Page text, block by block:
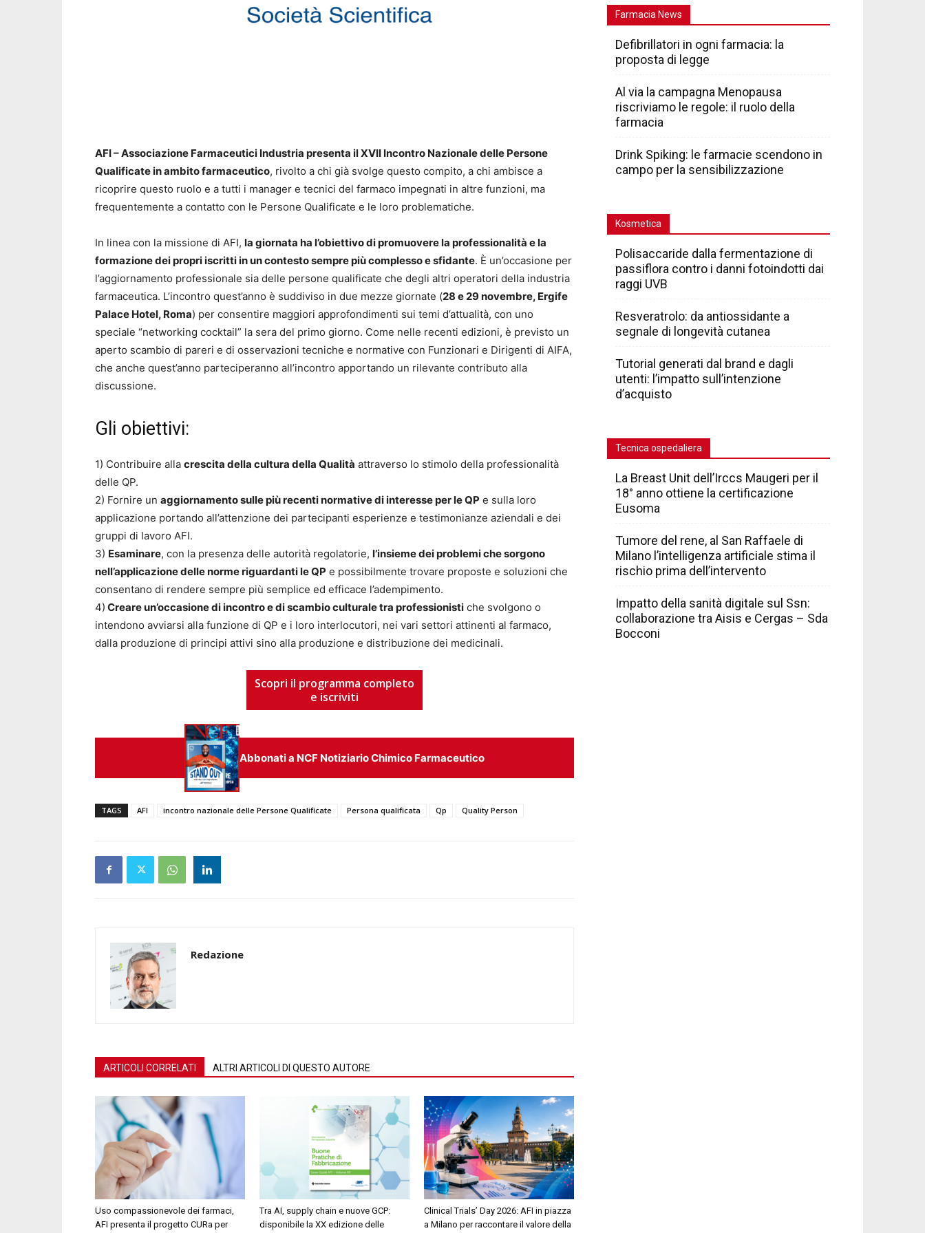
AFI – Associazione Farmaceutici Industria presenta il XVII Incontro Nazionale delle Persone
Qualificate in ambito farmaceutico, rivolto a chi già svolge questo compito, a chi ambisce a
ricoprire questo ruolo e a tutti i manager e tecnici del farmaco impegnati in altre funzioni, ma
frequentemente a contatto con le Persone Qualificate e le loro problematiche.
In linea con la missione di AFI, la giornata ha l’obiettivo di promuovere la professionalità e la
formazione dei propri iscritti in un contesto sempre più complesso e sfidante. È un’occasione per
l’aggiornamento professionale sia delle persone qualificate che degli altri operatori della industria
farmaceutica. L’incontro quest’anno è suddiviso in due mezze giornate (28 e 29 novembre, Ergife
Palace Hotel, Roma) per consentire maggiori approfondimenti sui temi d’attualità, con uno
speciale “networking cocktail” la sera del primo giorno. Come nelle recenti edizioni, è previsto un
aperto scambio di pareri e di osservazioni tecniche e normative con Funzionari e Dirigenti di AIFA,
che anche quest’anno parteciperanno all’incontro apportando un rilevante contributo alla
discussione.
Gli obiettivi:
1) Contribuire alla crescita della cultura della Qualità attraverso lo stimolo della professionalità
delle QP.
2) Fornire un aggiornamento sulle più recenti normative di interesse per le QP e sulla loro
applicazione portando all’attenzione dei partecipanti esperienze e testimonianze aziendali e dei
gruppi di lavoro AFI.
3) Esaminare, con la presenza delle autorità regolatorie, l’insieme dei problemi che sorgono
nell’applicazione delle norme riguardanti le QP e possibilmente trovare proposte e soluzioni che
consentano di rendere sempre più semplice ed efficace l’adempimento.
4) Creare un’occasione di incontro e di scambio culturale tra professionisti che svolgono o
intendono avviarsi alla funzione di QP e i loro interlocutori, nei vari settori attinenti al farmaco,
dalla produzione di principi attivi sino alla produzione e distribuzione dei medicinali.
Scopri il programma completo
e iscriviti
Abbonati a NCF Notiziario Chimico Farmaceutico
TAGS AFI incontro nazionale delle Persone Qualificate Persona qualificata Qp Quality Person
Redazione
ARTICOLI CORRELATI ALTRI ARTICOLI DI QUESTO AUTORE
Uso compassionevole dei farmaci,
AFI presenta il progetto CURa per
Tra AI, supply chain e nuove GCP:
disponibile la XX edizione delle
Clinical Trials’ Day 2026: AFI in piazza
a Milano per raccontare il valore della
Farmacia News
Defibrillatori in ogni farmacia: la
proposta di legge
Al via la campagna Menopausa
riscriviamo le regole: il ruolo della
farmacia
Drink Spiking: le farmacie scendono in
campo per la sensibilizzazione
Kosmetica
Polisaccaride dalla fermentazione di
passiflora contro i danni fotoindotti dai
raggi UVB
Resveratrolo: da antiossidante a
segnale di longevità cutanea
Tutorial generati dal brand e dagli
utenti: l’impatto sull’intenzione
d’acquisto
Tecnica ospedaliera
La Breast Unit dell’Irccs Maugeri per il
18° anno ottiene la certificazione
Eusoma
Tumore del rene, al San Raffaele di
Milano l’intelligenza artificiale stima il
rischio prima dell’intervento
Impatto della sanità digitale sul Ssn:
collaborazione tra Aisis e Cergas – Sda
Bocconi